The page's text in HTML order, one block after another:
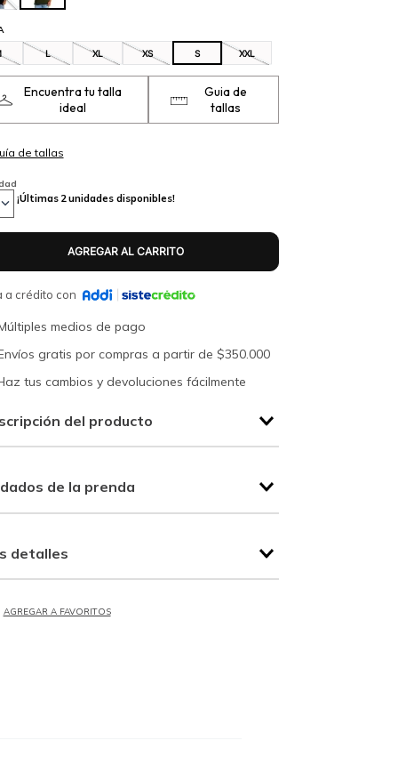
L XL XS S XXL
Encuentra tu talla
ideal
Guia de
tallas
¡Últimas 2 unidades disponibles!
a crédito con
medios de pago
gratis por compras a partir de $350.000
tus cambios y devoluciones fácilmente
del producto
de la prenda
detalles